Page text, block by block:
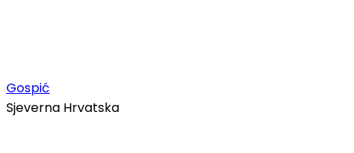
Gospić
Sjeverna Hrvatska